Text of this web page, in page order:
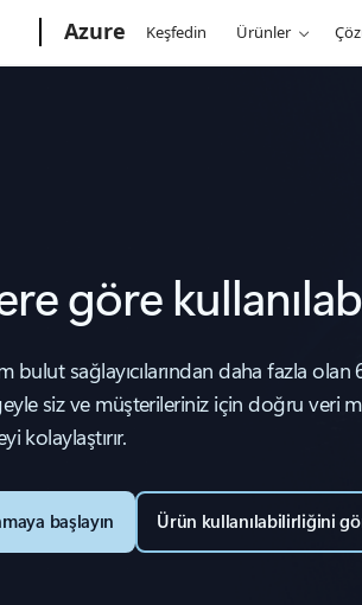
Azure Keşfedin Ürünler
göre
bulut sağlayıcılarından daha fazla olan
siz ve müşterileriniz için doğru veri
kolaylaştırır.
başlayın Ürün kullanılabilirliğini